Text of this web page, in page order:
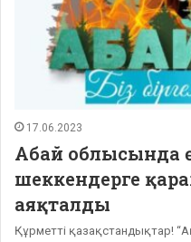
17.06.2023
Абай облысында
шеккендерге
аяқталды
Құрметті қазақстандықтар!